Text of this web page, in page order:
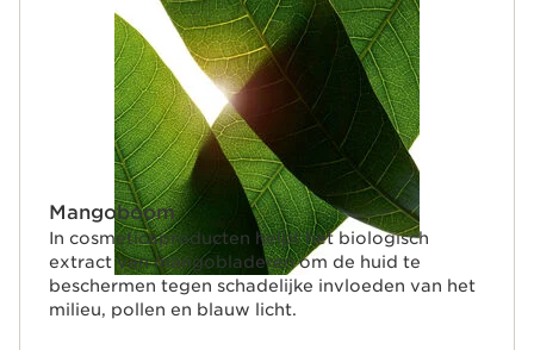
Mangoboom
In cosmeticaproducten helpt het biologisch
extract van mangobladeren om de huid te
beschermen tegen schadelijke invloeden van het
milieu, pollen en blauw licht.